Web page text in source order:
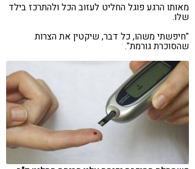
מאותו הרגע פוגל החליט לעזוב הכל ולהתרכז בילד
שלו.
"חיפשתי משהו, כל דבר, שיקטין את הצרות
שהסוכרת גורמת".